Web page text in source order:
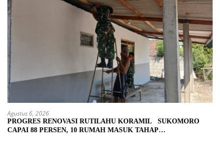
Agustus 6, 2026
PROGRES RENOVASI RUTILAHU KORAMIL SUKOMORO
CAPAI 88 PERSEN, 10 RUMAH MASUK TAHAP